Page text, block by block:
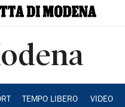
TEMPO LIBERO VIDEO